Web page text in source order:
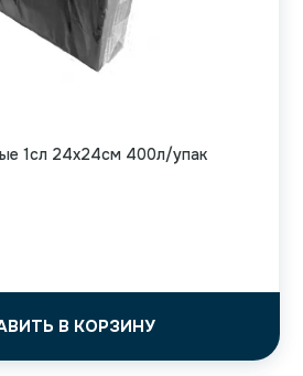
1сл 24х24см 400л/упак
В КОРЗИНУ